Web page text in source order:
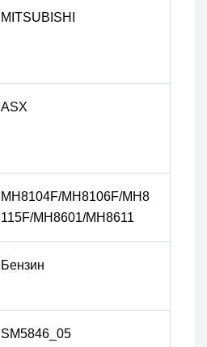
MITSUBISHI
ASX
MH8104F/MH8106F/MH8
115F/MH8601/MH8611
Бензин
SM5846_05